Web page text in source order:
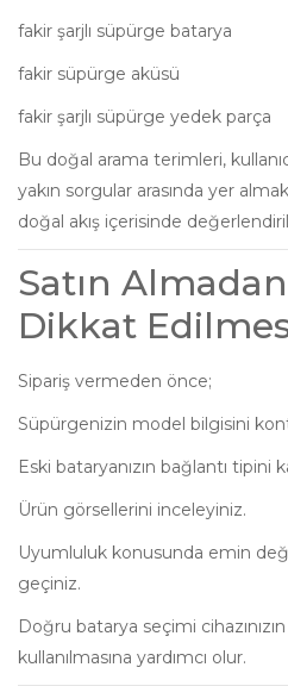
fakir şarjlı süpürge batarya
fakir süpürge aküsü
fakir şarjlı süpürge yedek parça
Bu doğal arama terimleri,
yakın sorgular arasında yer
doğal akış içerisinde
Satın
Dikkat
Sipariş vermeden önce;
Süpürgenizin model bilgisini
Eski bataryanızın bağlantı tipini
Ürün görsellerini inceleyiniz.
Uyumluluk konusunda emin
geçiniz.
Doğru batarya seçimi
kullanılmasına yardımcı olur.